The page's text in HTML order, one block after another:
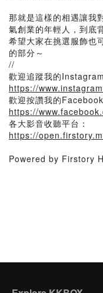
那就是這樣的相遇讓我
氣創業的年輕人，到底
希望大家在挑選服飾也
的部分～
//
歡迎追蹤我的Instagram
https://
歡迎按讚我的Facebook
https://
各大影音收聽平台：
https://
Powered by Firstory